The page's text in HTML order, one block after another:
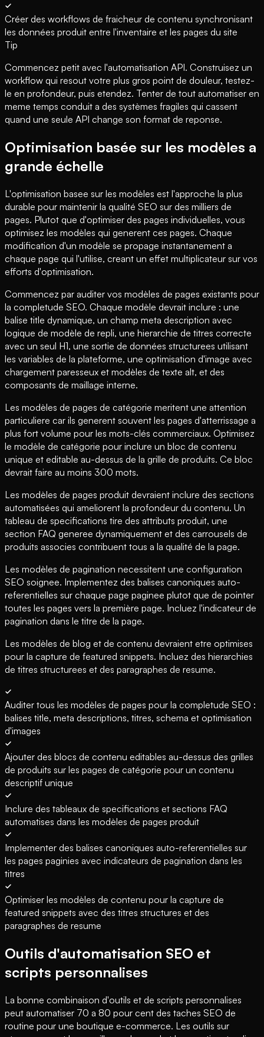
Créer des workflows de fraicheur de contenu synchronisant
les données produit entre l'inventaire et les pages du site
Tip
Commencez petit avec l'automatisation API. Construisez un
workflow qui resout votre plus gros point de douleur, testez-
le en profondeur, puis etendez. Tenter de tout automatiser en
meme temps conduit a des systèmes fragiles qui cassent
quand une seule API change son format de reponse.
Optimisation basée sur les modèles a
grande échelle
L'optimisation basee sur les modèles est l'approche la plus
durable pour maintenir la qualité SEO sur des milliers de
pages. Plutot que d'optimiser des pages individuelles, vous
optimisez les modèles qui generent ces pages. Chaque
modification d'un modèle se propage instantanement a
chaque page qui l'utilise, creant un effet multiplicateur sur vos
efforts d'optimisation.
Commencez par auditer vos modèles de pages existants pour
la completude SEO. Chaque modèle devrait inclure : une
balise title dynamique, un champ meta description avec
logique de modèle de repli, une hierarchie de titres correcte
avec un seul H1, une sortie de données structurees utilisant
les variables de la plateforme, une optimisation d'image avec
chargement paresseux et modèles de texte alt, et des
composants de maillage interne.
Les modèles de pages de catégorie meritent une attention
particuliere car ils generent souvent les pages d'atterrissage a
plus fort volume pour les mots-clés commerciaux. Optimisez
le modèle de catégorie pour inclure un bloc de contenu
unique et editable au-dessus de la grille de produits. Ce bloc
devrait faire au moins 300 mots.
Les modèles de pages produit devraient inclure des sections
automatisées qui ameliorent la profondeur du contenu. Un
tableau de specifications tire des attributs produit, une
section FAQ generee dynamiquement et des carrousels de
produits associes contribuent tous a la qualité de la page.
Les modèles de pagination necessitent une configuration
SEO soignee. Implementez des balises canoniques auto-
referentielles sur chaque page paginee plutot que de pointer
toutes les pages vers la première page. Incluez l'indicateur de
pagination dans le titre de la page.
Les modèles de blog et de contenu devraient etre optimises
pour la capture de featured snippets. Incluez des hierarchies
de titres structurees et des paragraphes de resume.
Auditer tous les modèles de pages pour la completude SEO :
balises title, meta descriptions, titres, schema et optimisation
d'images
Ajouter des blocs de contenu editables au-dessus des grilles
de produits sur les pages de catégorie pour un contenu
descriptif unique
Inclure des tableaux de specifications et sections FAQ
automatises dans les modèles de pages produit
Implementer des balises canoniques auto-referentielles sur
les pages paginies avec indicateurs de pagination dans les
titres
Optimiser les modèles de contenu pour la capture de
featured snippets avec des titres structures et des
paragraphes de resume
Outils d'automatisation SEO et
scripts personnalises
La bonne combinaison d'outils et de scripts personnalises
peut automatiser 70 a 80 pour cent des taches SEO de
routine pour une boutique e-commerce. Les outils sur